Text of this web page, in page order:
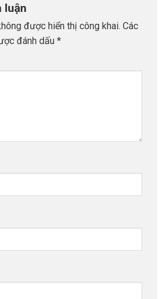
luận
được hiển thị công khai. Các
đánh dấu *